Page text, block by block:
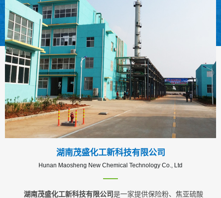
湖南茂盛化工新科技有限公司
Hunan Maosheng New Chemical Technology Co., Ltd
湖南茂盛化工新科技有限公司是一家提供保险粉、焦亚硫酸